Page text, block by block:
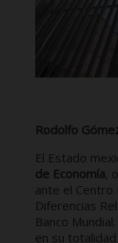
​Rodolfo
El Estado
de Economía,
ante el Centro
Diferencias
Banco
en su